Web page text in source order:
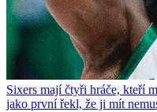
Sixers mají čtyři hráče, kteří
jako první řekl, že ji mít